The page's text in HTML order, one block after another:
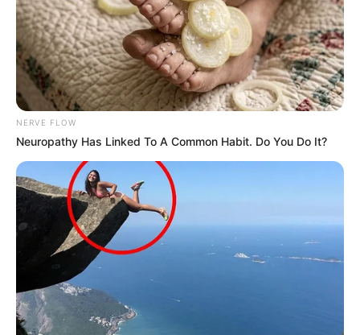
NERVE FLOW
Neuropathy Has Linked To A Common Habit. Do You Do It?